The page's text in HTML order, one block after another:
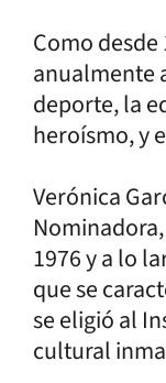
Como
anualmente
deporte, la
heroísmo, y
Verónica
1976 y a lo
que se
se eligió al
cultural